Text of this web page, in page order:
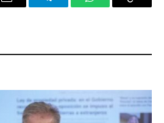
Email TelegramWhatsAppCopy